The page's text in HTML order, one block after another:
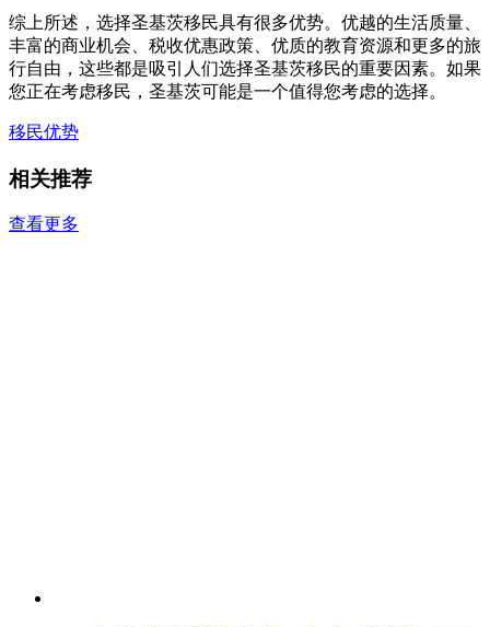
综上所述，选择圣基茨移民具有很多优势。优越的生活质量、
丰富的商业机会、税收优惠政策、优质的教育资源和更多的旅
行自由，这些都是吸引人们选择圣基茨移民的重要因素。如果
您正在考虑移民，圣基茨可能是一个值得您考虑的选择。
移民优势
相关推荐
查看更多